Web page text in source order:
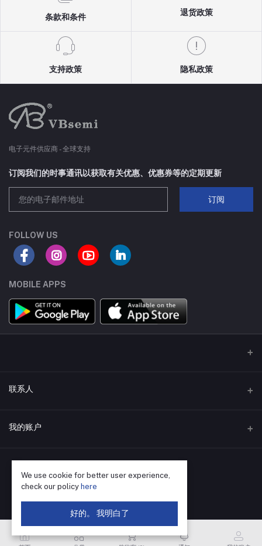
条款和条件
退货政策
支持政策 隐私政策
电子元件供应商 - 全球支持
订阅我们的时事通讯以获取有关优惠、优惠券等的定期更新
订阅
FOLLOW US
MOBILE APPS
联系人
地址
电话
400-655-8788
SZ@VBsemi.com
我的账户
登录
订单历史
跟踪订单
We use cookie for better user experience,
check our policy here
好的。 我明白了